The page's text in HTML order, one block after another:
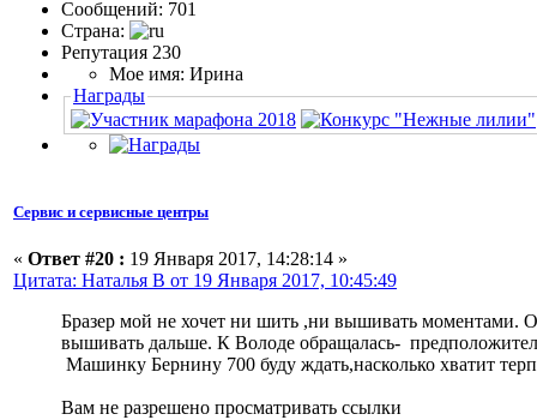
Сообщений: 701
Страна:
Репутация 230
Мое имя: Ирина
Награды
Сервис и сервисные центры
« Ответ #20 : 19 Января 2017, 14:28:14 »
Цитата: Наталья В от 19 Января 2017, 10:45:49
Бразер мой не хочет ни шить ,ни вышивать моментами.
вышивать дальше. К Володе обращалась-
Машинку Бернину 700 буду ждать,насколько хватит
Вам не разрешено просматривать ссылки